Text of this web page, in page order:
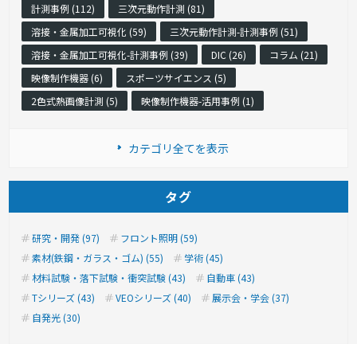
計測事例 (112)
三次元動作計測 (81)
溶接・金属加工可視化 (59)
三次元動作計測-計測事例 (51)
溶接・金属加工可視化-計測事例 (39)
DIC (26)
コラム (21)
映像制作機器 (6)
スポーツサイエンス (5)
2色式熱画像計測 (5)
映像制作機器-活用事例 (1)
カテゴリ全てを表示
タグ
研究・開発 (97)
フロント照明 (59)
素材(鉄鋼・ガラス・ゴム) (55)
学術 (45)
材料試験・落下試験・衝突試験 (43)
自動車 (43)
Tシリーズ (43)
VEOシリーズ (40)
展示会・学会 (37)
自発光 (30)